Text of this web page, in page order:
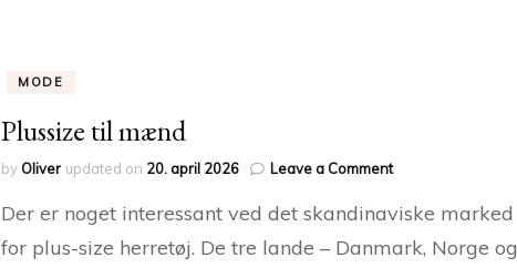
MODE
Plussize til mænd
byOliver updated on 20. april 2026 Leave a Commenton
til
Der er noget interessant ved det skandinaviske marked
for plus-size herretøj. De tre lande – Danmark, Norge og